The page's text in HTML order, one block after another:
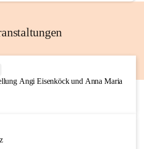
AUG
Angi Eisenköck und Anna Maria